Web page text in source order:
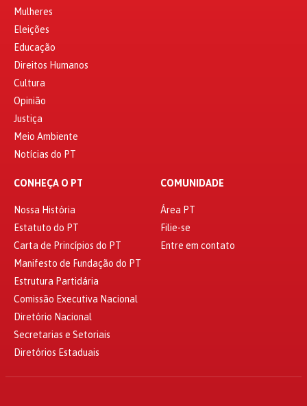
Mulheres
Eleições
Educação
Direitos Humanos
Cultura
Opinião
Justiça
Meio Ambiente
Notícias do PT
CONHEÇA O PT
Nossa História
Estatuto do PT
Carta de Princípios do PT
Manifesto de Fundação do PT
Estrutura Partidária
Comissão Executiva Nacional
Diretório Nacional
Secretarias e Setoriais
Diretórios Estaduais
COMUNIDADE
Área PT
Filie-se
Entre em contato